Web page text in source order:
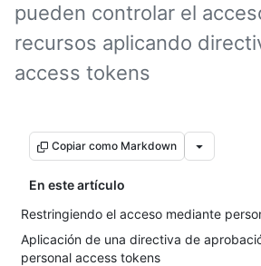
pueden controlar el
recursos aplicando
access tokens
Copiar como Markdown
En este artículo
Restringiendo el acceso mediante
Aplicación de una directiva de
personal access tokens